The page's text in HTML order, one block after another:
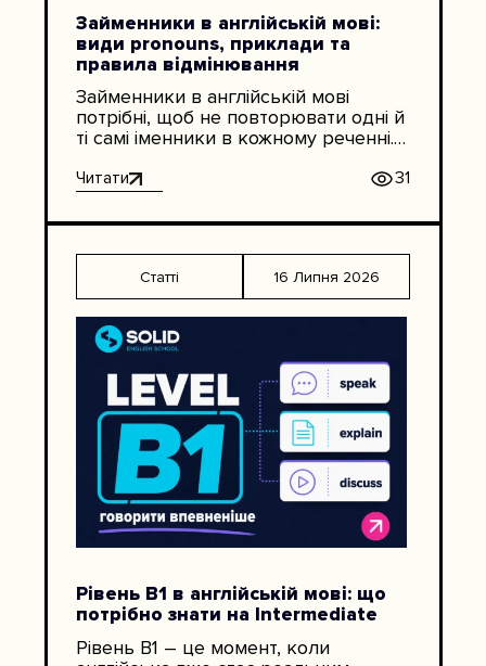
Займенники в англійській мові:
види pronouns, приклади та
правила відмінювання
Займенники в англійській мові
потрібні, щоб не повторювати одні й
ті самі іменники в кожному реченні.
her job. Anna studies English ми
кажемо: She works in IT. She likes her
job. She studies English. Текст одразу
pronouns використовуються для
людей, предметів, тварин, місць,
ідей, […]
Читати 31
Статті 16 Липня 2026
Рівень B1 в англійській мові: що
потрібно знати на Intermediate
Рівень B1 – це момент, коли